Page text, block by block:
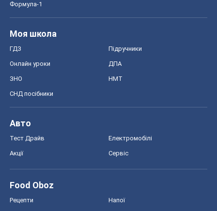
Формула-1
Моя школа
ГДЗ Підручники
Онлайн уроки ДПА
ЗНО НМТ
СНД посібники
Авто
Тест Драйв Електромобілі
Акції Сервіс
Food Oboz
Рецепти Напої